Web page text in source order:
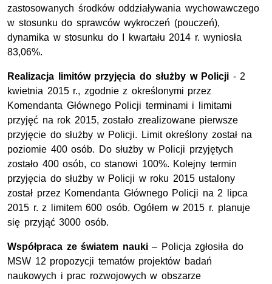
zastosowanych środków oddziaływania wychowawczego
w stosunku do sprawców wykroczeń (pouczeń),
dynamika w stosunku do I kwartału 2014 r. wyniosła
83,06%.
Realizacja limitów przyjęcia do służby w Policji - 2
kwietnia 2015 r., zgodnie z określonymi przez
Komendanta Głównego Policji terminami i limitami
przyjęć na rok 2015, zostało zrealizowane pierwsze
przyjęcie do służby w Policji. Limit określony został na
poziomie 400 osób. Do służby w Policji przyjętych
zostało 400 osób, co stanowi 100%. Kolejny termin
przyjęcia do służby w Policji w roku 2015 ustalony
został przez Komendanta Głównego Policji na 2 lipca
2015 r. z limitem 600 osób. Ogółem w 2015 r. planuje
się przyjąć 3000 osób.
Współpraca ze światem nauki– Policja zgłosiła do
MSW 12 propozycji tematów projektów badań
naukowych i prac rozwojowych w obszarze